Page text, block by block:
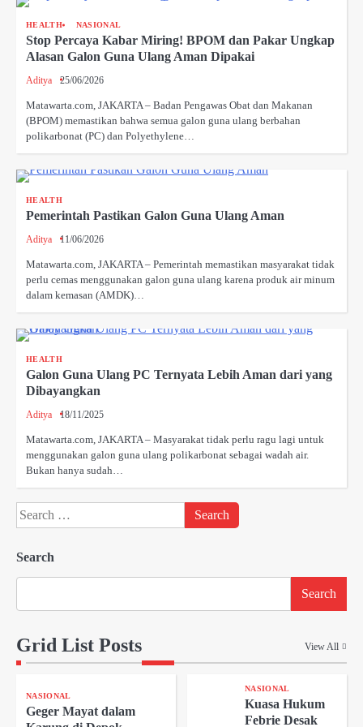
HEALTH NASIONAL
Stop Percaya Kabar Miring! BPOM dan Pakar Ungkap
Alasan Galon Guna Ulang Aman Dipakai
Aditya 25/06/2026
Matawarta.com, JAKARTA – Badan Pengawas Obat dan Makanan
(BPOM) memastikan bahwa semua galon guna ulang berbahan
polikarbonat (PC) dan Polyethylene…
HEALTH
Pemerintah Pastikan Galon Guna Ulang Aman
Aditya 11/06/2026
Matawarta.com, JAKARTA – Pemerintah memastikan masyarakat tidak
perlu cemas menggunakan galon guna ulang karena produk air minum
dalam kemasan (AMDK)…
HEALTH
Galon Guna Ulang PC Ternyata Lebih Aman dari yang
Dibayangkan
Aditya 18/11/2025
​Matawarta.com, JAKARTA – Masyarakat tidak perlu ragu lagi untuk
menggunakan galon guna ulang polikarbonat sebagai wadah air.
Bukan hanya sudah…
Search
for:
Search
Search
Grid List Posts View All
NASIONAL
Geger Mayat dalam
NASIONAL
Kuasa Hukum
Febrie Desak